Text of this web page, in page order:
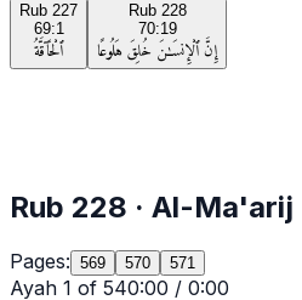
Rub 227
69:1
ٱلْحَآقَّةُ
Rub 228
70:19
إِنَّ ٱلْإِنسَـٰنَ خُلِقَ هَلُوعًا
Rub 228 · Al-Ma'arij
Pages: 569 570 571
Ayah 1 of 540:00 / 0:00